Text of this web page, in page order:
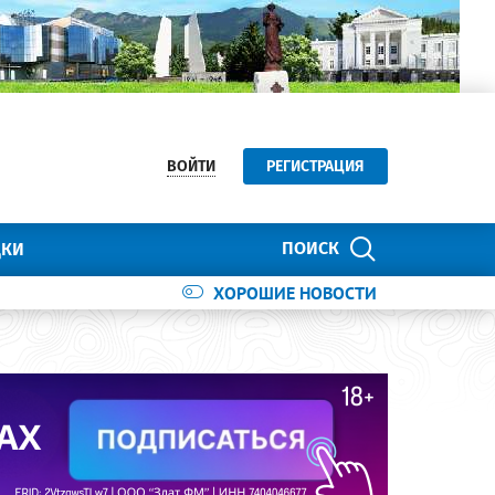
ВОЙТИ РЕГИСТРАЦИЯ
ПОИСК
ХОРОШИЕ НОВОСТИ